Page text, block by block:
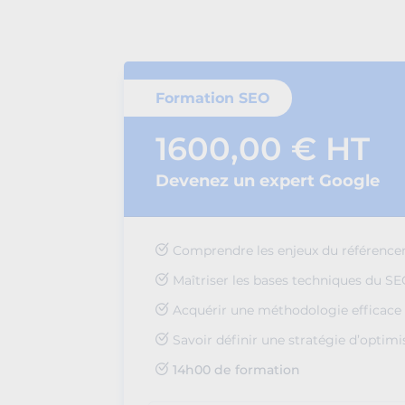
Formation SEO
1600,00 € HT
Devenez un expert Google
Comprendre les enjeux du
Maîtriser les bases techniques du
Acquérir une méthodologie efficace
Savoir définir une stratégie
14h00 de formation